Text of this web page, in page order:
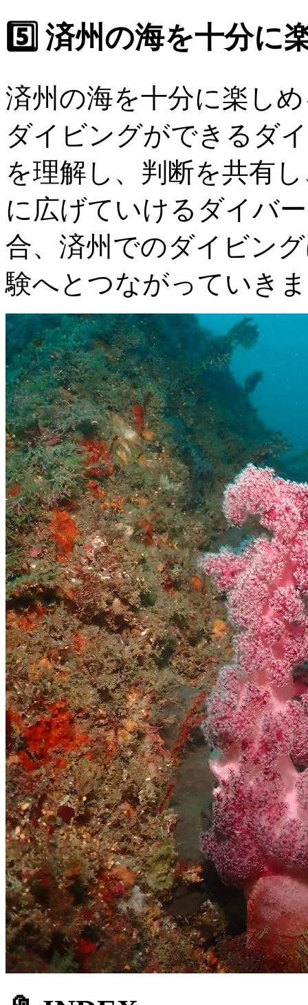
5️⃣ 済州の海を十分に
済州の海を十分に楽し
ダイビングができるダ
を理解し、判断を共有
に広げていけるダイバ
合、済州でのダイビン
験へとつながっていき